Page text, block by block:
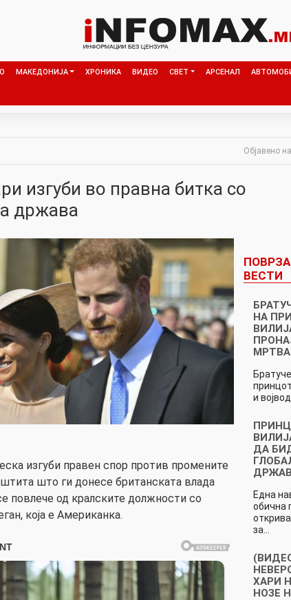
МАКЕДОНИЈА ХРОНИКА ВИДЕО СВЕТ АРСЕНАЛ
Објавено
изгуби во правна битка со
држава
изгуби правен спор против промените
што ги донесе британската влада
повлече од кралските должности со
која е Американка.
ВЕСТИ
НА
и
ДА
Една
обична
за…
ХАРИ
НОЗЕ